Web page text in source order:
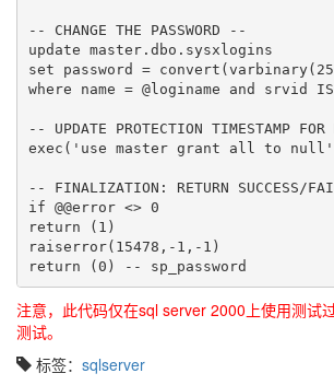
-- CHANGE THE PASSWORD --
update master.dbo.sysxlogins
set password =
where name = @loginame and srvid IS
-- UPDATE PROTECTION TIMESTAMP
exec('use master grant all to
-- FINALIZATION: RETURN SUCCESS/
if @@error <> 0
return (1)
raiserror(15478,-1,-1)
注意，此代码仅在sql server 2000上使用测试
测试。
标签： sqlserver